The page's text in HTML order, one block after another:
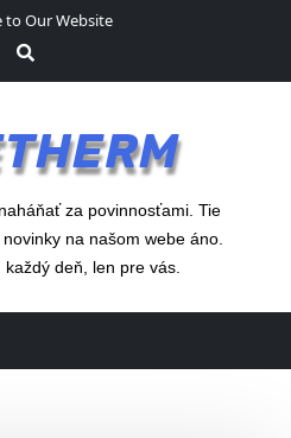
to Our Website
za povinnosťami. Tie
na našom webe áno.
deň, len pre vás.